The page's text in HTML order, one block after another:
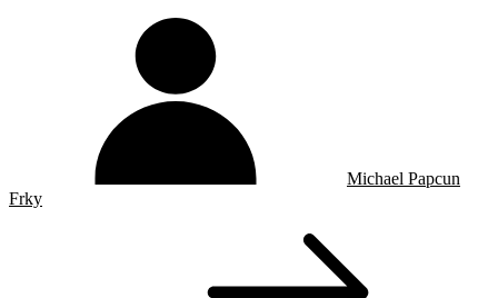
Michael Papcun
Frky